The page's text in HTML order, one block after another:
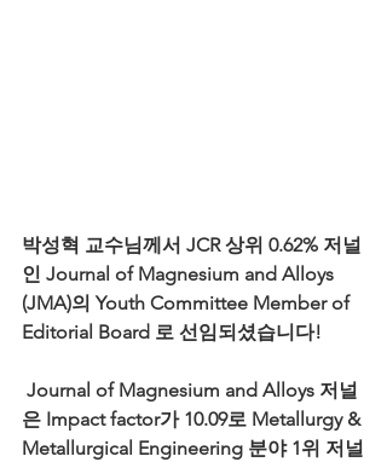
박성혁 교수님께서 JCR 상위 0.62% 저널
인 Journal of Magnesium and Alloys
(JMA)의 Youth Committee Member of
Editorial Board 로 선임되셨습니다!
은 Impact factor가 10.09로 Metallurgy &
Metallurgical Engineering 분야 1위 저널